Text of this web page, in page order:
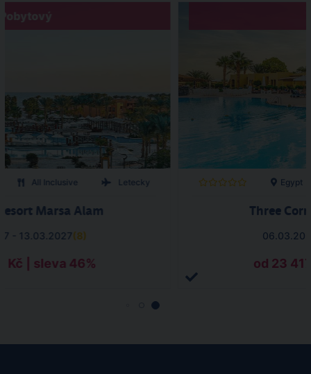
All Inclusive Letecky
Marsa Alam
- 13.03.2027(8)
Kč | sleva 46%
Egypt
Three
od 23